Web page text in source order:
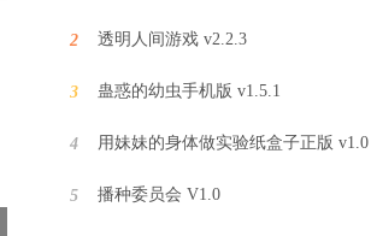
2 透明人间游戏 v2.2.3
3 蛊惑的幼虫手机版 v1.5.1
4 用妹妹的身体做实验纸盒子正版 v1.0
5 播种委员会 V1.0